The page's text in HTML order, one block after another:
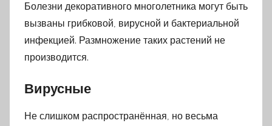
Болезни декоративного многолетника могут быть
вызваны грибковой, вирусной и бактериальной
инфекцией. Размножение таких растений не
производится.
Вирусные
Не слишком распространённая, но весьма